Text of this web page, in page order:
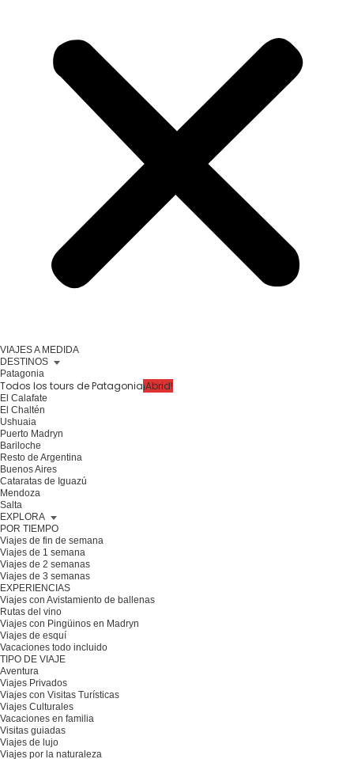
VIAJES A MEDIDA
DESTINOS
Patagonia
Todos los tours de Patagonia¡Abrid!
El Calafate
El Chaltén
Ushuaia
Puerto Madryn
Bariloche
Resto de Argentina
Buenos Aires
Cataratas de Iguazú
Mendoza
Salta
EXPLORA
POR TIEMPO
Viajes de fin de semana
Viajes de 1 semana
Viajes de 2 semanas
Viajes de 3 semanas
EXPERIENCIAS
Viajes con Avistamiento de ballenas
Rutas del vino
Viajes con Pingüinos en Madryn
Viajes de esquí
Vacaciones todo incluido
TIPO DE VIAJE
Aventura
Viajes Privados
Viajes con Visitas Turísticas
Viajes Culturales
Vacaciones en familia
Visitas guiadas
Viajes de lujo
Viajes por la naturaleza